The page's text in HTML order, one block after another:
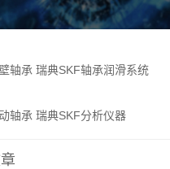
轴承 瑞典SKF轴承润滑系统
轴承 瑞典SKF分析仪器